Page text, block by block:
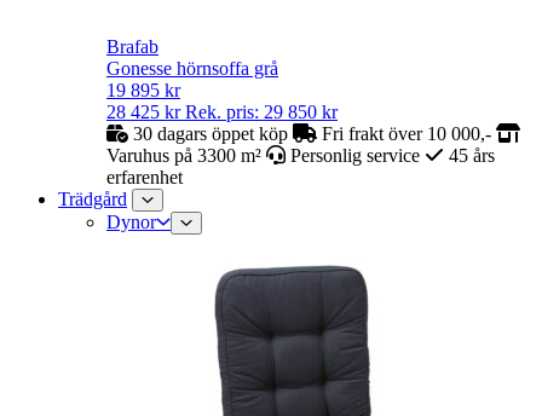
Brafab
Gonesse hörnsoffa grå
19 895 kr
28 425 kr Rek. pris: 29 850 kr
30 dagars öppet köp
Fri frakt över 10 000,-
Varuhus på 3300 m²
Personlig service
45 års
erfarenhet
Trädgård
Dynor